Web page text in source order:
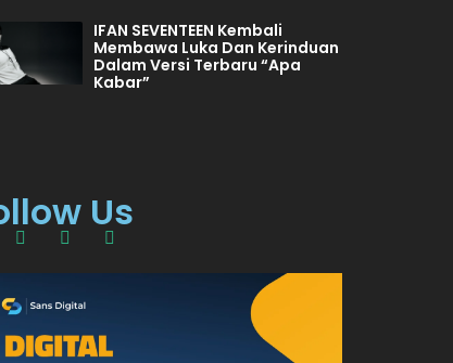
IFAN SEVENTEEN Kembali
Membawa Luka Dan Kerinduan
Dalam Versi Terbaru “Apa
Kabar”
Us